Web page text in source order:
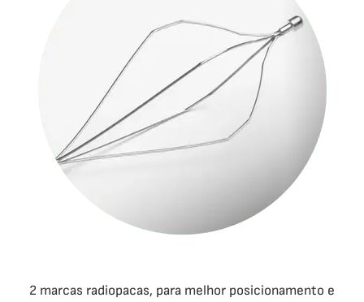
2 marcas radiopacas, para melhor posicionamento e